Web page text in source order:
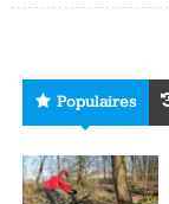
Populaires